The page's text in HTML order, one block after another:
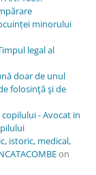
minorului
legal al
doar de unul
folosinţă şi de
- Avocat in
istoric, medical,
on